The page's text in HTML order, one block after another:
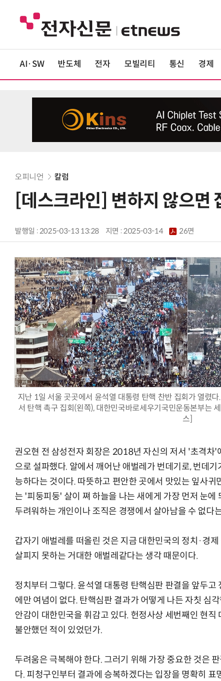
AI·SW 반도체 전자 모빌리티 통신 경제
오피니언 칼럼
[데스크라인] 변하지 않으면
발행일 : 2025-03-13 13:28 지면 :2025-03-14 26면
지난 1일 서울 곳곳에서 윤석열 대통령 탄핵 찬반 집회가 열렸
서 탄핵 촉구 집회(왼쪽), 대한민국바로세우기국민운동본부는
스]
권오현 전 삼성전자 회장은 2018년 자신의 저서 '초격차
으로 설파했다. 알에서 깨어난 애벌레가 번데기로, 번데
능하다는 것이다. 따뜻하고 편안한 곳에서 맛있는 잎사
는 '피둥피둥' 살이 쪄 하늘을 나는 새에게 가장 먼저 눈에
두려워하는 개인이나 조직은 경쟁에서 살아남을 수 없다
갑자기 애벌레를 떠올린 것은 지금 대한민국의 정치·경
살피지 못하는 거대한 애벌레같다는 생각 때문이다.
정치부터 그렇다. 윤석열 대통령 탄핵심판 판결을 앞두
에만 여념이 없다. 탄핵심판 결과가 어떻게 나든 자칫 심
안감이 대한민국을 휘감고 있다. 헌정사상 세번째인 현
불안했던 적이 있었던가.
두려움은 극복해야 한다. 그러기 위해 가장 중요한 것은
다. 피청구인부터 결과에 승복하겠다는 입장을 명확히
AI Native Enterprise를 지원하는 AI Ready Data